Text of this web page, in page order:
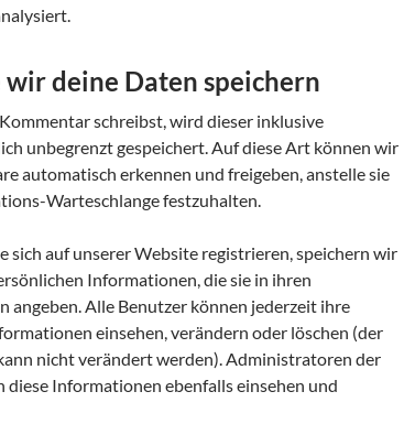
deine Daten speichern
schreibst, wird dieser inklusive
unbegrenzt gespeichert. Auf diese Art können wir
automatisch erkennen und freigeben, anstelle sie
Warteschlange festzuhalten.
sich auf unserer Website registrieren, speichern wir
Informationen, die sie in ihren
angeben. Alle Benutzer können jederzeit ihre
einsehen, verändern oder löschen (der
nicht verändert werden). Administratoren der
diese Informationen ebenfalls einsehen und